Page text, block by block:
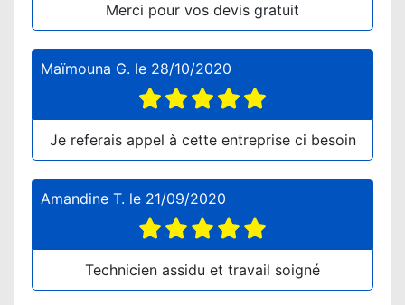
Merci pour vos devis gratuit
Maïmouna G. le 28/10/2020
Je referais appel à cette entreprise ci besoin
Amandine T. le 21/09/2020
Technicien assidu et travail soigné